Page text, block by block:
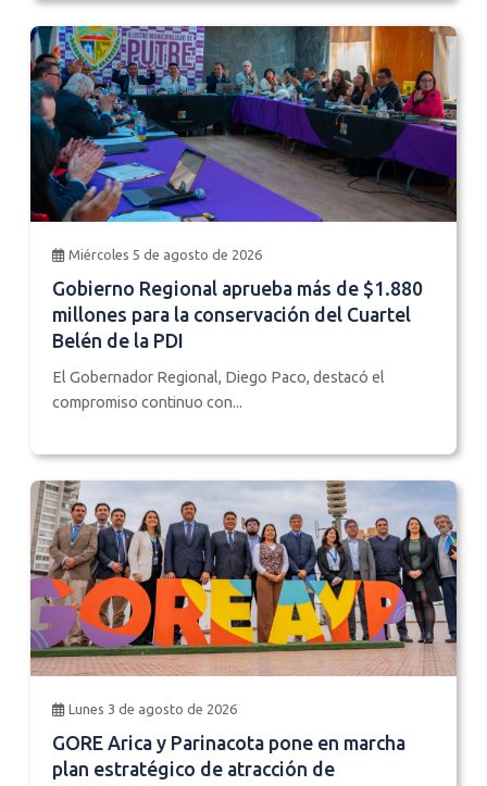
Miércoles 5 de agosto de 2026
Gobierno Regional aprueba más de $1.880
millones para la conservación del Cuartel
Belén de la PDI
El Gobernador Regional, Diego Paco, destacó el
compromiso continuo con...
Lunes 3 de agosto de 2026
GORE Arica y Parinacota pone en marcha
plan estratégico de atracción de